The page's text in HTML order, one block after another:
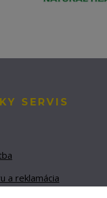
SERVIS
a reklamácia